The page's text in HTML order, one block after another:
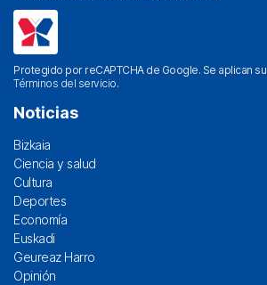
Protegido por reCAPTCHA de Google. Se aplican su
Términos del servicio.
Noticias
Bizkaia
Ciencia y salud
Cultura
Deportes
Economía
Euskadi
Geureaz Harro
Opinión